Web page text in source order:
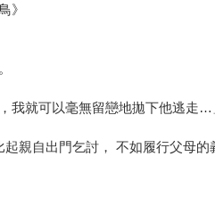
》
我就可以毫無留戀地拋下他逃走…
親自出門乞討， 不如履行父母的